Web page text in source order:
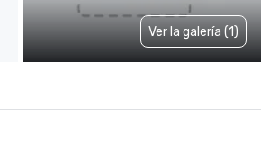
Ver la galería (1)